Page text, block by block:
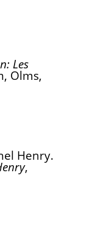
Les
Olms,
Henry.
,